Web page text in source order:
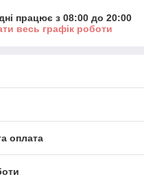
працює з 08:00 до 20:00
весь графік роботи
оплата